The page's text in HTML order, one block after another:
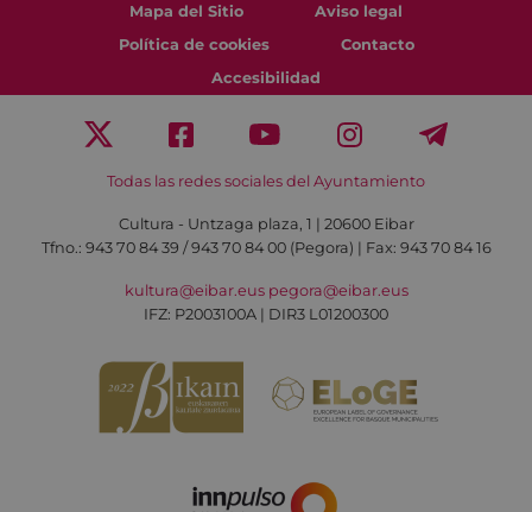
Mapa del Sitio
Aviso legal
Política de cookies
Contacto
Accesibilidad
Todas las redes sociales del Ayuntamiento
Cultura - Untzaga plaza, 1 | 20600 Eibar
Tfno.: 943 70 84 39 / 943 70 84 00 (Pegora) | Fax: 943 70 84 16
kultura@eibar.eus pegora@eibar.eus
IFZ: P2003100A | DIR3 L01200300